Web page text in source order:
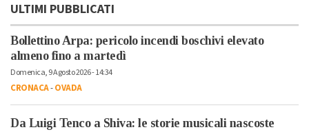
ULTIMI PUBBLICATI
Bollettino Arpa: pericolo incendi boschivi elevato
almeno fino a martedì
Domenica, 9 Agosto 2026 - 14:34
CRONACA-OVADA
Da Luigi Tenco a Shiva: le storie musicali nascoste